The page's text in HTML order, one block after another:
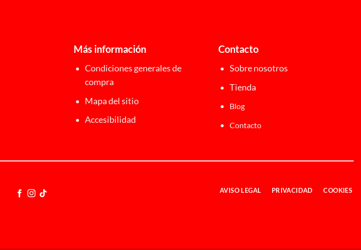
Más información
Condiciones generales de
compra
Mapa del sitio
Accesibilidad
Contacto
Sobre nosotros
Tienda
Blog
Contacto
AVISO LEGAL PRIVACIDAD COOKIES